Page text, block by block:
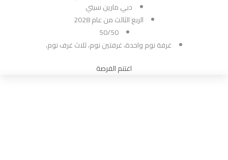
دبي مارين سيتي
الربع الثالث من عام 2028
50/50
غرفة نوم واحدة، غرفتين نوم، ثلاث غرف نوم،
اغتنم الفرصة